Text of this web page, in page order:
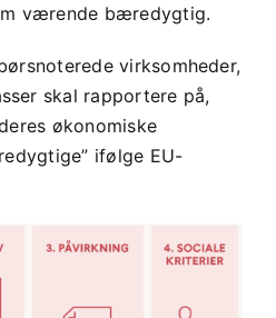
værende bæredygtig.
virksomheder,
skal rapportere på,
økonomiske
ifølge EU-